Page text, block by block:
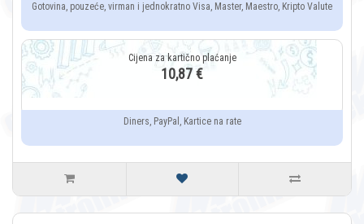
Gotovina, pouzeće, virman i jednokratno Visa, Master, Maestro, Kripto Valute
10,87 €
Diners, PayPal, Kartice na rate